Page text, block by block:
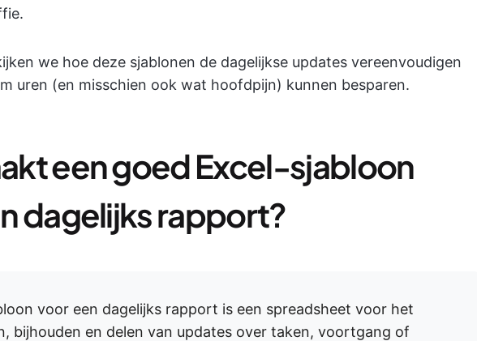
we hoe deze sjablonen de dagelijkse updates vereenvoudigen
uren (en misschien ook wat hoofdpijn) kunnen besparen.
een goed Excel-sjabloon
dagelijks rapport?
voor een dagelijks rapport is een spreadsheet voor het
bijhouden en delen van updates over taken, voortgang of